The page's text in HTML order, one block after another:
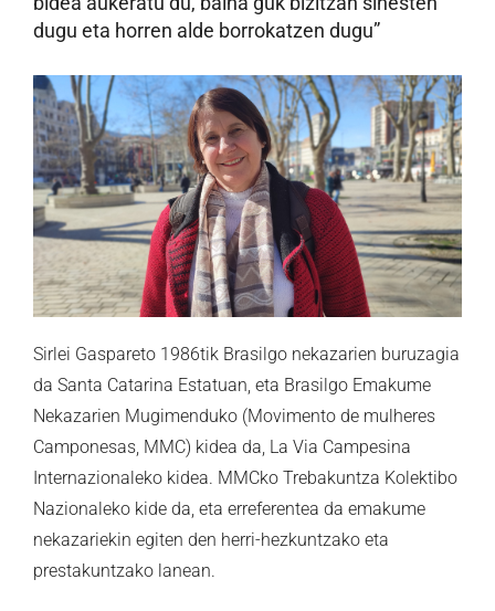
dugu eta horren alde borrokatzen dugu”
Sirlei Gaspareto 1986tik Brasilgo nekazarien buruzagia
da Santa Catarina Estatuan, eta Brasilgo Emakume
Nekazarien Mugimenduko (Movimento de mulheres
Camponesas, MMC) kidea da, La Via Campesina
Internazionaleko kidea. MMCko Trebakuntza Kolektibo
Nazionaleko kide da, eta erreferentea da emakume
nekazariekin egiten den herri-hezkuntzako eta
prestakuntzako lanean.